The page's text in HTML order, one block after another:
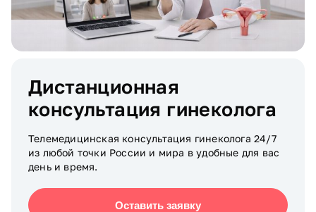
Дистанционная
консультация гинеколога
Телемедицинская консультация гинеколога 24/7
из любой точки России и мира в удобные для вас
день и время.
Оставить заявку